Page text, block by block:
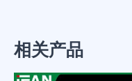
相关产品